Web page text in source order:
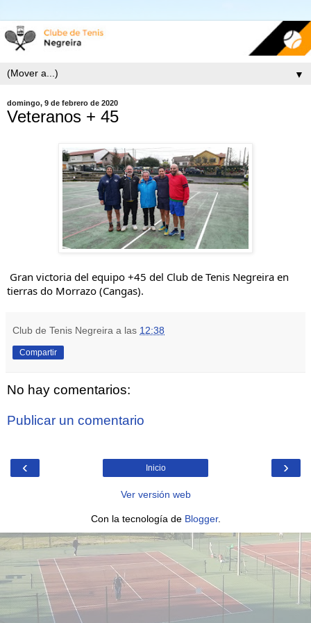
▼
domingo, 9 de febrero de 2020
Veteranos + 45
Gran victoria del equipo +45 del Club de Tenis Negreira en
tierras do Morrazo (Cangas).
Club de Tenis Negreira a las 12:38
Compartir
No hay comentarios:
Publicar un comentario
‹ ›
Inicio
Ver versión web
Con la tecnología de Blogger.